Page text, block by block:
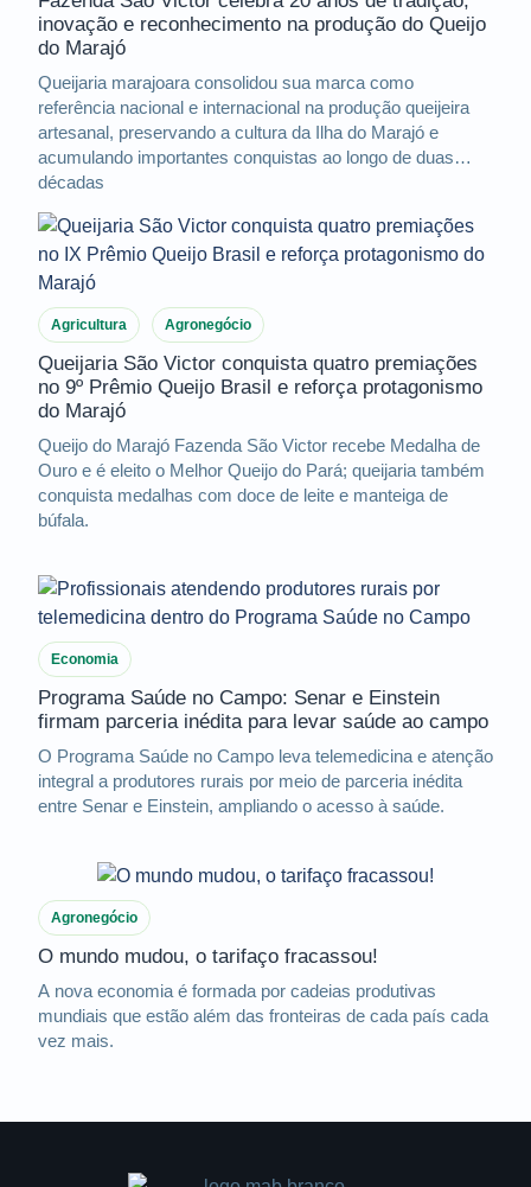
inovação e reconhecimento na produção do Queijo
do Marajó
Queijaria marajoara consolidou sua marca como
referência nacional e internacional na produção queijeira
artesanal, preservando a cultura da Ilha do Marajó e
acumulando importantes conquistas ao longo de duas
décadas
Agricultura Agronegócio
Queijaria São Victor conquista quatro premiações
no 9º Prêmio Queijo Brasil e reforça protagonismo
do Marajó
Queijo do Marajó Fazenda São Victor recebe Medalha de
Ouro e é eleito o Melhor Queijo do Pará; queijaria também
conquista medalhas com doce de leite e manteiga de
búfala.
Economia
Programa Saúde no Campo: Senar e Einstein
firmam parceria inédita para levar saúde ao campo
O Programa Saúde no Campo leva telemedicina e atenção
integral a produtores rurais por meio de parceria inédita
entre Senar e Einstein, ampliando o acesso à saúde.
Agronegócio
O mundo mudou, o tarifaço fracassou!
A nova economia é formada por cadeias produtivas
mundiais que estão além das fronteiras de cada país cada
vez mais.